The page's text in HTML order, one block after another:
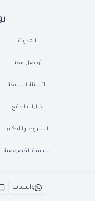
المدونة
تواصل معنا
الأسئلة الشائعة
خيارات الدفع
الشروط والأحكام
سياسة الخصوصية
واتساب